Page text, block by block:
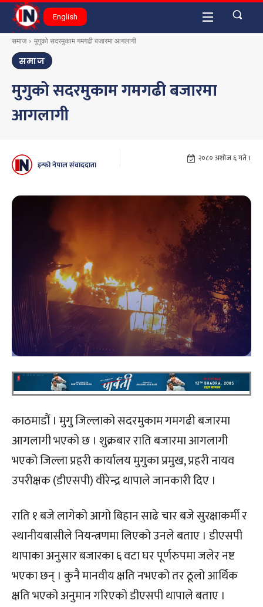
English
समाज मुगुको सदरमुकाम गमगढी बजारमा आगलागी
समाज
मुगुको सदरमुकाम गमगढी बजारमा
आगलागी
इन्फो नेपाल संवाददाता
२०८० अशोज ६ गते ।
काठमाडौं । मुगु जिल्लाको सदरमुकाम गमगढी बजारमा
आगलागी भएको छ । शुक्रबार राति बजारमा आगलागी
भएको जिल्ला प्रहरी कार्यालय मुगुका प्रमुख, प्रहरी नायव
उपरीक्षक (डीएसपी) वीरेन्द्र थापाले जानकारी दिए ।
राति १ बजे लागेको आगो बिहान साढे चार बजे सुरक्षाकर्मी र
स्थानीयबासीले नियन्त्रणमा लिएको उनले बताए । डीएसपी
थापाका अनुसार बजारका ६ वटा घर पूर्णरुपमा जलेर नष्ट
भएका छन् । कुनै मानवीय क्षति नभएको तर ठूलो आर्थिक
क्षति भएको अनुमान गरिएको डीएसपी थापाले बताए ।